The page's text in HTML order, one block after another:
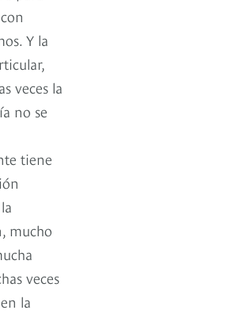
Y la
veces la
no se
tiene
mucho
veces
la